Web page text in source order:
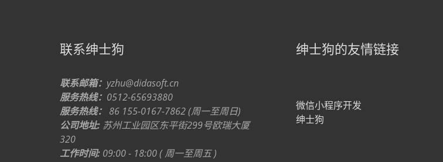
联系绅士狗
联系邮箱： yzhu@didasoft.cn
服务热线： 0512-65693880
服务热线： 86 155-0167-7862 (周一至周日)
公司地址: 苏州工业园区东平街299号欧瑞大厦
320
工作时间: 09:00 - 18:00 ( 周一至周五 )
绅士狗的友情链接
微信小程序开发
绅士狗